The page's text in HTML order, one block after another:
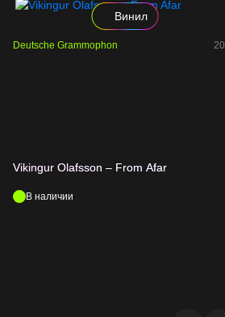
Винил
Deutsche Grammophon
Vikingur Olafsson – From Afar
В наличии